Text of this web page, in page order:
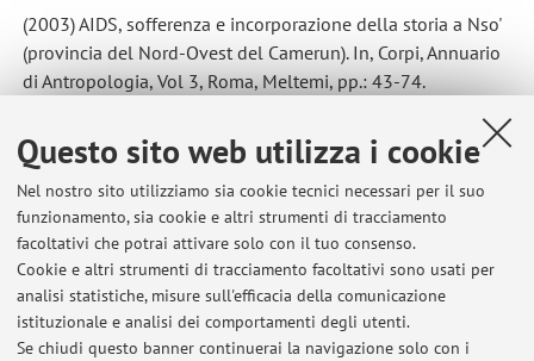
Questo sito web utilizza i cookie
Nel nostro sito utilizziamo sia cookie tecnici necessari per il suo
funzionamento, sia cookie e altri strumenti di tracciamento
facoltativi che potrai attivare solo con il tuo consenso.
Cookie e altri strumenti di tracciamento facoltativi sono usati per
analisi statistiche, misure sull'efficacia della comunicazione
istituzionale e analisi dei comportamenti degli utenti.
Se chiudi questo banner continuerai la navigazione solo con i
(2003) AIDS, sofferenza e incorporazione della storia a Nso'
(provincia del Nord-Ovest del Camerun). In, Corpi, Annuario
di Antropologia, Vol 3, Roma, Meltemi, pp.: 43-74.
Ultimi avvisi
Appelli di dicembre ANNULLATI
Pubblicato il: 01 dicembre 2025